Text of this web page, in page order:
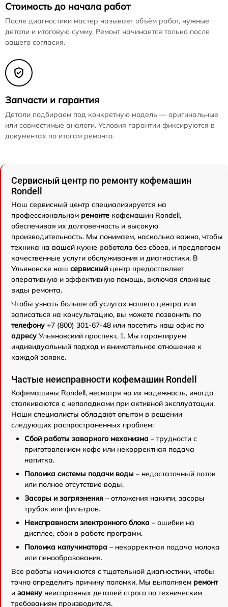
Стоимость до начала работ
После диагностики мастер называет объём работ, нужные
детали и итоговую сумму. Ремонт начинается только после
вашего согласия.
Запчасти и гарантия
Детали подбираем под конкретную модель — оригинальные
или совместимые аналоги. Условия гарантии фиксируются в
документах по итогам ремонта.
Сервисный центр по ремонту кофемашин
Rondell
Наш сервисный центр специализируется на
профессиональном ремонте кофемашин Rondell,
обеспечивая их долговечность и высокую
производительность. Мы понимаем, насколько важно, чтобы
техника на вашей кухне работала без сбоев, и предлагаем
качественные услуги обслуживания и диагностики. В
Ульяновске наш сервисный центр предоставляет
оперативную и эффективную помощь, включая сложные
виды ремонта.
Чтобы узнать больше об услугах нашего центра или
записаться на консультацию, вы можете позвонить по
телефону +7 (800) 301-67-48 или посетить наш офис по
адресу Ульяновский проспект, 1. Мы гарантируем
индивидуальный подход и внимательное отношение к
каждой заявке.
Частые неисправности кофемашин Rondell
Кофемашины Rondell, несмотря на их надежность, иногда
сталкиваются с неполадками при активной эксплуатации.
Наши специалисты обладают опытом в решении
следующих распространенных проблем:
Сбой работы заварного механизма – трудности с
приготовлением кофе или некорректная подача
напитка.
Поломка системы подачи воды – недостаточный поток
или полное отсутствие воды.
Засоры и загрязнения – отложения накипи, засоры
трубок или фильтров.
Неисправности электронного блока – ошибки на
дисплее, сбои в работе программ.
Поломка капучинатора – некорректная подача молока
или пенообразования.
Все работы начинаются с тщательной диагностики, чтобы
точно определить причину поломки. Мы выполняем ремонт
и замену неисправных деталей строго по техническим
требованиям производителя.